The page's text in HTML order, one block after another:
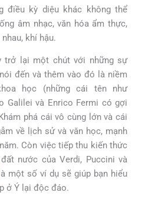
điều kỳ diệu khác không thể
âm nhạc, văn hóa ẩm thực,
khí hậu.
trở lại một chút với những sự
đến và thêm vào đó là niềm
học (những cái tên như
Galilei và Enrico Fermi có gợi
phá cái vô cùng lớn và cái
về lịch sử và văn học, mạnh
Còn việc tiếp thu kiến thức
nước của Verdi, Puccini và
một số ví dụ sẽ giúp bạn hiểu
ở Ý lại độc đáo.